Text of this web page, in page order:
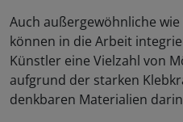
Auch außergewöhnliche
können in die Arbeit
Künstler eine Vielzahl von
aufgrund der starken
denkbaren Materialien